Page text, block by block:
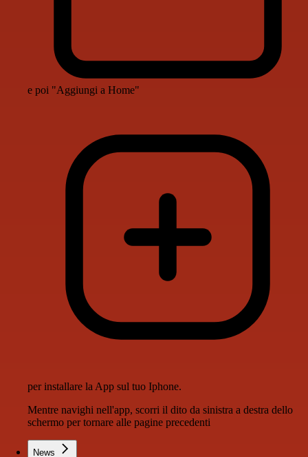
e poi "Aggiungi a Home"
per installare la App sul tuo Iphone.
Mentre navighi nell'app, scorri il dito da sinistra a destra dello
schermo per tornare alle pagine precedenti
News